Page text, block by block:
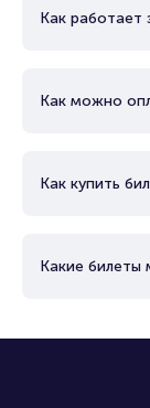
Как работает
Как можно
Как купить
Какие билеты